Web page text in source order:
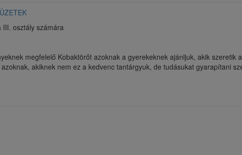
III. osztály számára
megfelelő Kobaktörőt azoknak a gyerekeknek ajánljuk, akik szeretik
akiknek nem ez a kedvenc tantárgyuk, de tudásukat gyarapítani